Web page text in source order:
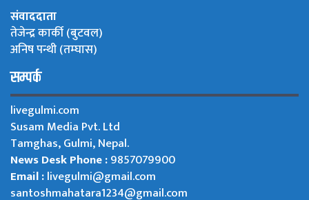
संवाददाता
तेजेन्द्र कार्की (बुटवल)
अनिष पन्थी (तम्घास)
सम्पर्क
livegulmi.com
Susam Media Pvt. Ltd
Tamghas, Gulmi, Nepal.
News Desk Phone :9857079900
Email :livegulmi@gmail.com
santoshmahatara1234@gmail.com